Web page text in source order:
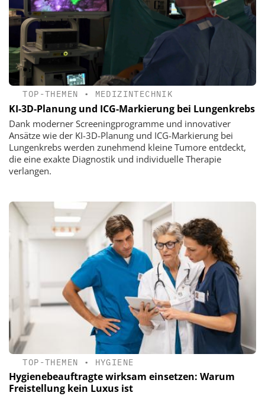
TOP-THEMEN • MEDIZINTECHNIK
KI-3D-Planung und ICG-Markierung bei Lungenkrebs
Dank moderner Screeningprogramme und innovativer
Ansätze wie der KI-3D-Planung und ICG-Markierung bei
Lungenkrebs werden zunehmend kleine Tumore entdeckt,
die eine exakte Diagnostik und individuelle Therapie
verlangen.
TOP-THEMEN • HYGIENE
Hygienebeauftragte wirksam einsetzen: Warum
Freistellung kein Luxus ist